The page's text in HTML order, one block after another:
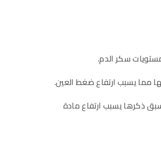
سكر الدم.
مما يسبب ارتفاع ضغط العين.
ذكرها يسبب ارتفاع مادة